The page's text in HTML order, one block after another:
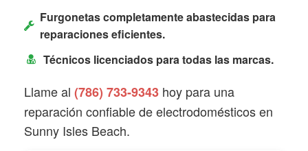
Furgonetas completamente abastecidas para
reparaciones eficientes.
Técnicos licenciados para todas las marcas.
Llame al (786) 733-9343 hoy para una
reparación confiable de electrodomésticos en
Sunny Isles Beach.